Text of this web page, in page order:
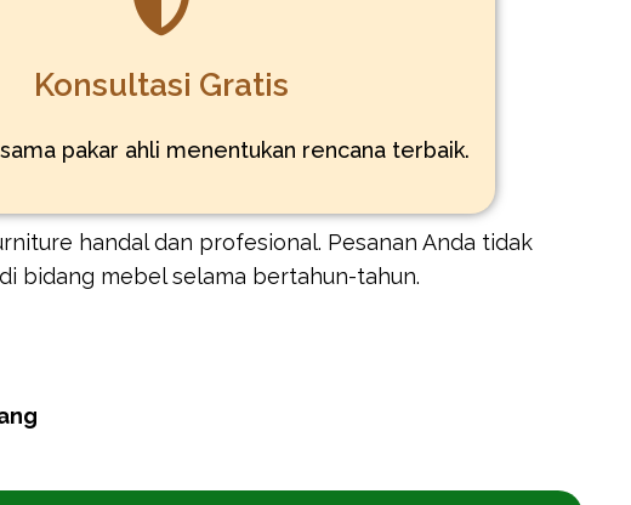
Konsultasi Gratis
pakar ahli menentukan rencana terbaik.
handal dan profesional. Pesanan Anda tidak
bidang mebel selama bertahun-tahun.